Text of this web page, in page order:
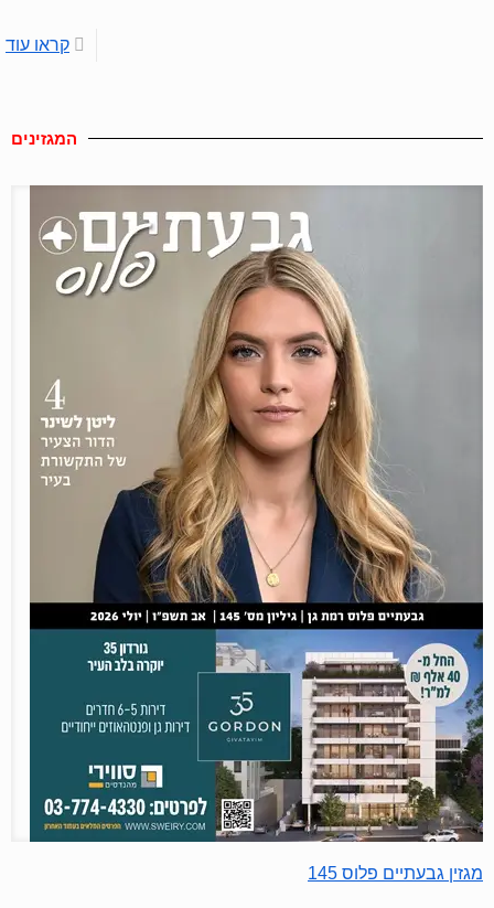
קראו עוד
המגזינים
מגזין גבעתיים פלוס 145